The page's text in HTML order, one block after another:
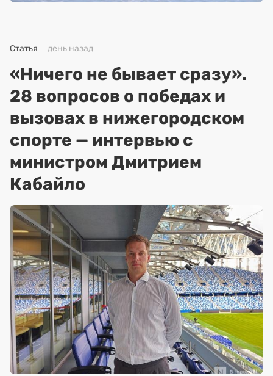
Статья день назад
«Ничего не бывает сразу».
28 вопросов о победах и
вызовах в нижегородском
спорте — интервью с
министром Дмитрием
Кабайло